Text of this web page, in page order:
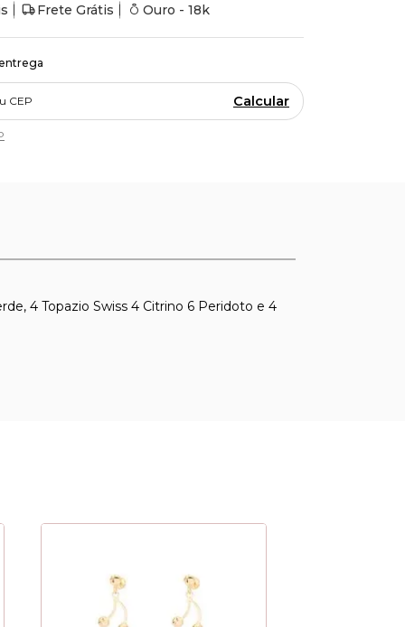
Frete Grátis Ouro - 18k
Calcular
4 Topazio Swiss 4 Citrino 6 Peridoto e 4